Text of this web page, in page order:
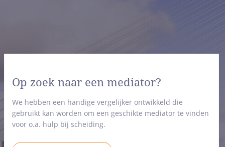
Op zoek naar een mediator?
We hebben een handige vergelijker ontwikkeld die
gebruikt kan worden om een geschikte mediator te vinden
voor o.a. hulp bij scheiding.